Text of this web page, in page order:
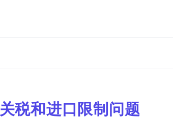
税和进口限制问题